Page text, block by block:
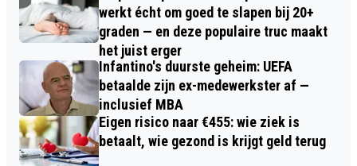
werkt écht om goed te slapen bij 20+
graden — en deze populaire truc maakt
het juist erger
Infantino's duurste geheim: UEFA
betaalde zijn ex-medewerkster af —
inclusief MBA
Eigen risico naar €455: wie ziek is
betaalt, wie gezond is krijgt geld terug